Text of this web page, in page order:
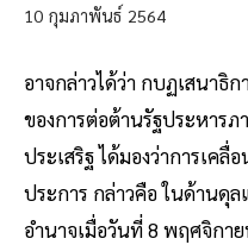
10 กุมภาพันธ์ 2564
อาจกล่าวได้ว่า กบฏเสนา
ของการต่อต้านรัฐประหาร
ประเสริฐ ได้มองว่าการเค
ประการ กล่าวคือ ในด้านดุ
อำนาจเมื่อวันที่ 8 พฤศจิกา